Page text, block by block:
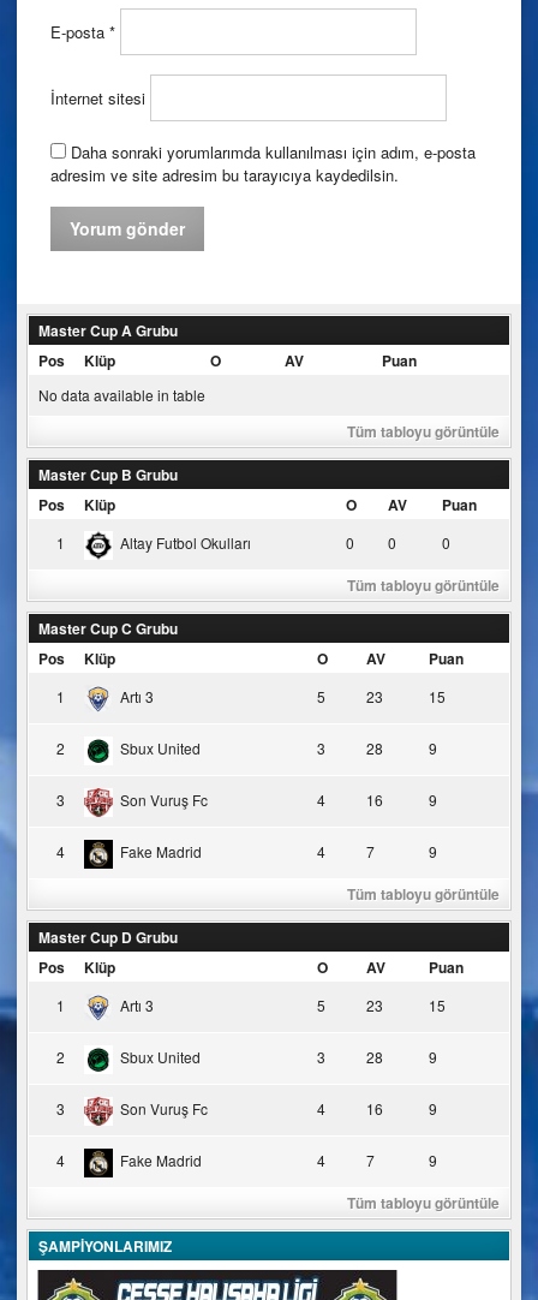
E-posta *
İnternet sitesi
Daha sonraki yorumlarımda kullanılması için adım, e-posta
adresim ve site adresim bu tarayıcıya kaydedilsin.
Master Cup A Grubu
Pos
Klüp O AV Puan
No data available in table
Tüm tabloyu görüntüle
Master Cup B Grubu
Pos
Klüp O AV Puan
1 Altay Futbol Okulları 0 0 0
Tüm tabloyu görüntüle
Master Cup C Grubu
Pos
Klüp O AV Puan
1 Artı 3 5 23 15
2 Sbux United 3 28 9
3 Son Vuruş Fc 4 16 9
4 Fake Madrid 4 7 9
Tüm tabloyu görüntüle
Master Cup D Grubu
Pos
Klüp O AV Puan
1 Artı 3 5 23 15
2 Sbux United 3 28 9
3 Son Vuruş Fc 4 16 9
4 Fake Madrid 4 7 9
Tüm tabloyu görüntüle
ŞAMPİYONLARIMIZ